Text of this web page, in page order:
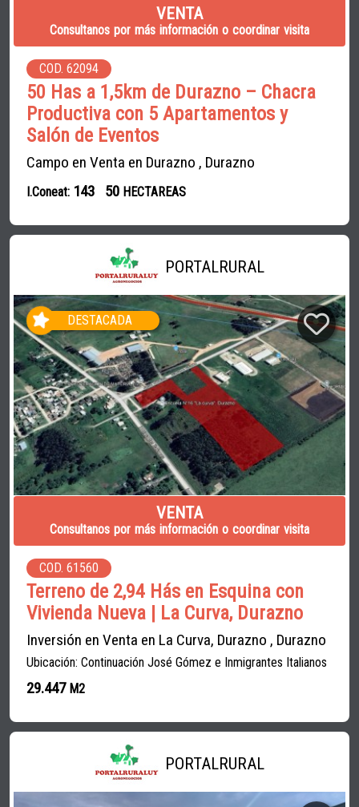
VENTA
Consultanos por más información o coordinar visita
COD. 62094
50 Has a 1,5km de Durazno – Chacra
Productiva con 5 Apartamentos y
Salón de Eventos
Campo en Venta en Durazno , Durazno
I.Coneat: 143 50 HECTAREAS
PORTALRURAL
DESTACADA
VENTA
Consultanos por más información o coordinar visita
COD. 61560
Terreno de 2,94 Hás en Esquina con
Vivienda Nueva | La Curva, Durazno
Inversión en Venta en La Curva, Durazno , Durazno
Ubicación: Continuación José Gómez e Inmigrantes Italianos
29.447 M2
PORTALRURAL